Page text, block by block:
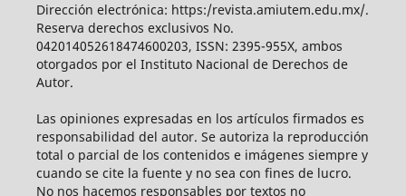
Dirección electrónica: https:/revista.amiutem.edu.mx/.
Reserva derechos exclusivos No.
042014052618474600203, ISSN: 2395-955X, ambos
otorgados por el Instituto Nacional de Derechos de
Autor.
Las opiniones expresadas en los artículos firmados es
responsabilidad del autor. Se autoriza la reproducción
total o parcial de los contenidos e imágenes siempre y
cuando se cite la fuente y no sea con fines de lucro.
No nos hacemos responsables por textos no